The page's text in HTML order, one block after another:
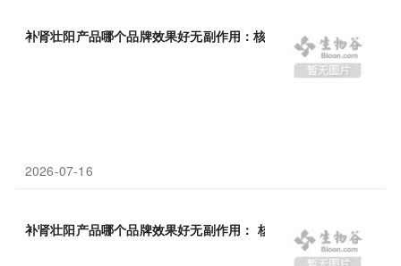
补肾壮阳产品哪个品牌效果好无副作用：核心功效专利数量排名
2026-07-16
补肾壮阳产品哪个品牌效果好无副作用： 核心功效专利数量